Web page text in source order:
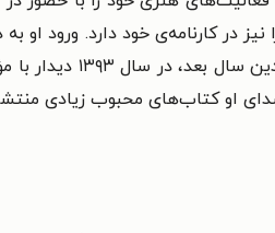
نمایش هنری
او کتاب‌های محبوب زیادی